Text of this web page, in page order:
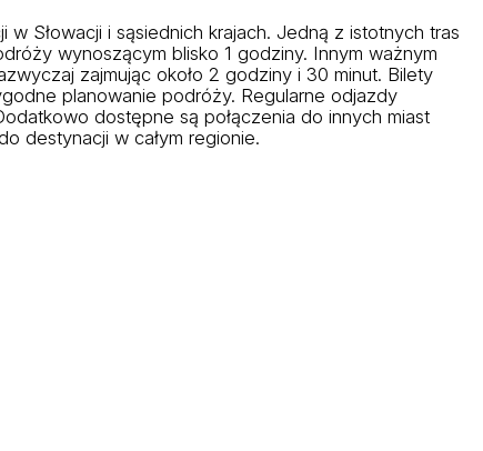
Słowacji i sąsiednich krajach. Jedną z istotnych tras
wynoszącym blisko 1 godziny. Innym ważnym
zajmując około 2 godziny i 30 minut. Bilety
planowanie podróży. Regularne odjazdy
dostępne są połączenia do innych miast
destynacji w całym regionie.